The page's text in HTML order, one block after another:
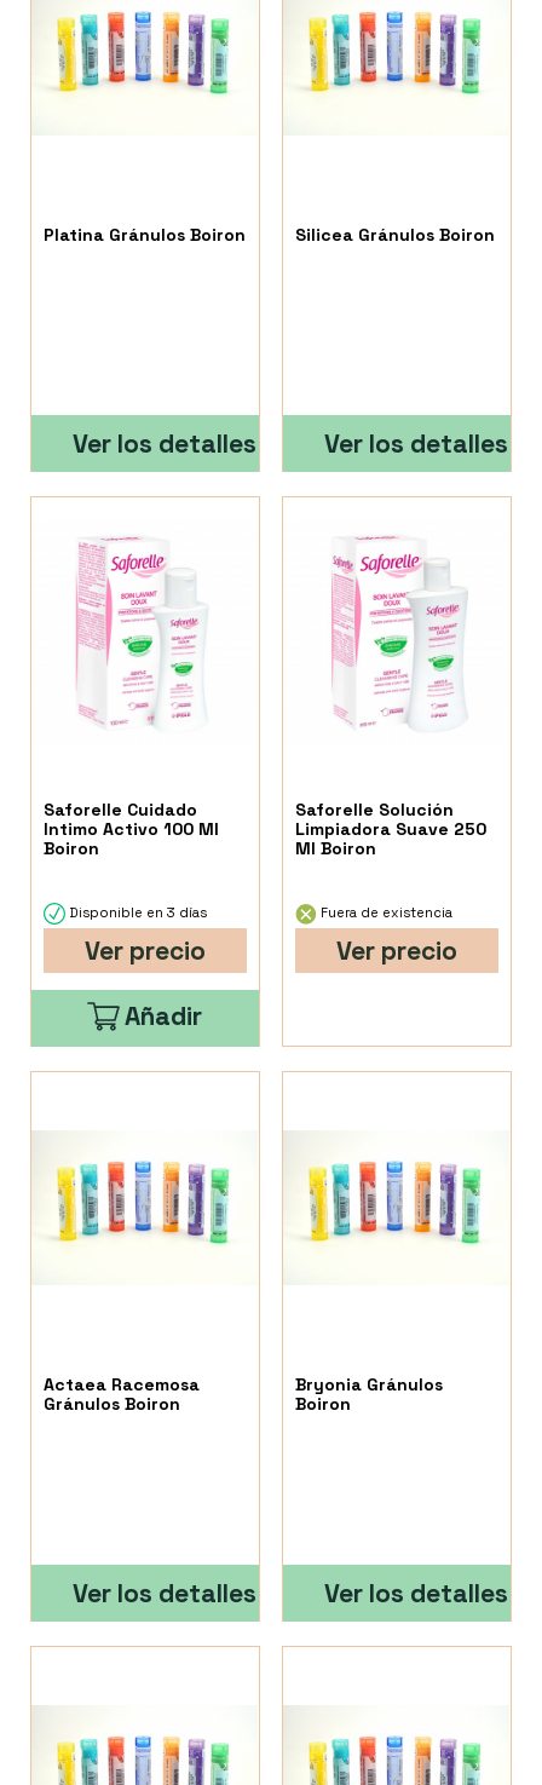
Platina Gránulos Boiron
Ver los detalles
Silicea Gránulos Boiron
Ver los detalles
Saforelle Cuidado
Intimo Activo 100 Ml
Boiron
Disponible en 3 días
Ver precio
Añadir
Saforelle Solución
Limpiadora Suave 250
Ml Boiron
Fuera de existencia
Ver precio
Actaea Racemosa
Gránulos Boiron
Ver los detalles
Bryonia Gránulos
Boiron
Ver los detalles